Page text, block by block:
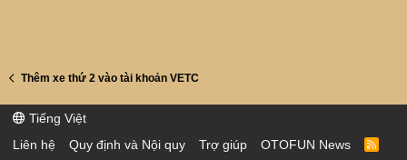
Thêm xe thứ 2 vào tài khoản VETC
Tiếng Việt
Liên hệ
Quy định và Nội quy Trợ giúp OTOFUN News
R